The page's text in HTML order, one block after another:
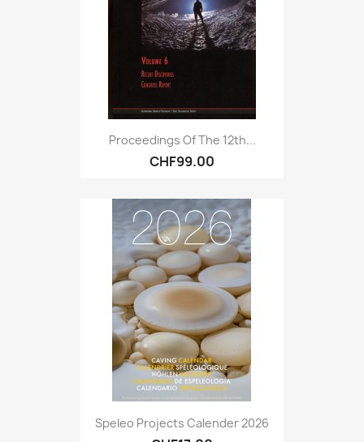
Proceedings Of The 12th...
CHF99.00
Speleo Projects Calender 2026